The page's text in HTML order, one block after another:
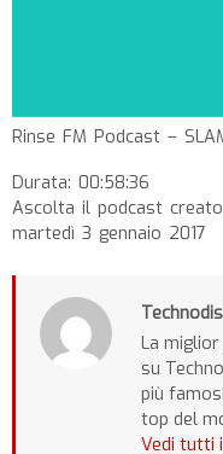
Rinse FM Podcast –
Durata: 00:58:36
Ascolta il podcast
martedì 3 gennaio 2017
La
su
più
top del
Vedi tutti